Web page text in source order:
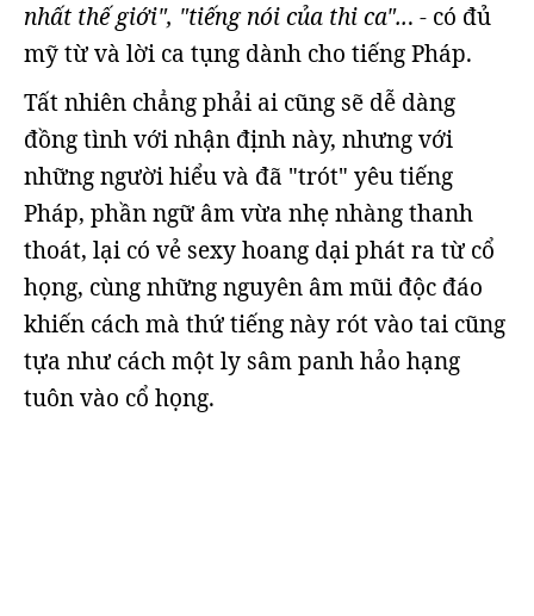
nhất thế giới", "tiếng nói của thi ca"... - có đủ
mỹ từ và lời ca tụng dành cho tiếng Pháp.
Tất nhiên chẳng phải ai cũng sẽ dễ dàng
đồng tình với nhận định này, nhưng với
những người hiểu và đã "trót" yêu tiếng
Pháp, phần ngữ âm vừa nhẹ nhàng thanh
thoát, lại có vẻ sexy hoang dại phát ra từ cổ
họng, cùng những nguyên âm mũi độc đáo
khiến cách mà thứ tiếng này rót vào tai cũng
tựa như cách một ly sâm panh hảo hạng
tuôn vào cổ họng.